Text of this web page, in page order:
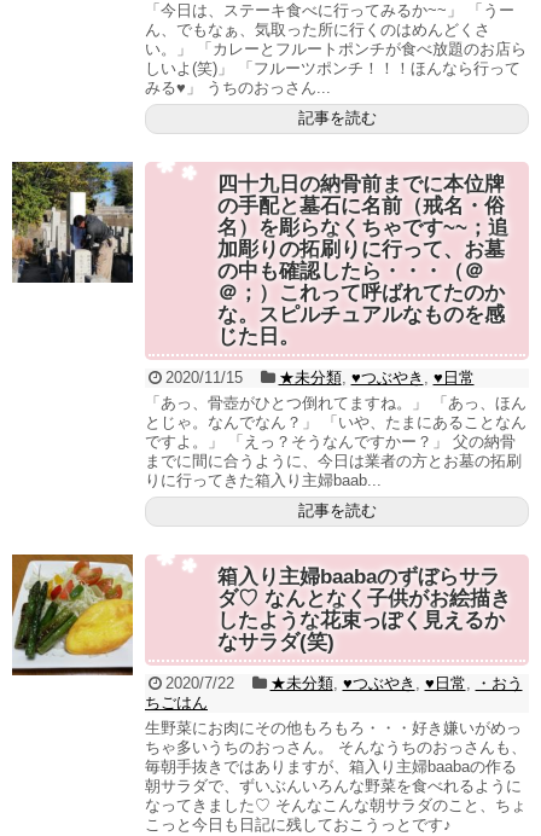
「今日は、ステーキ食べに行ってみるか~~」 「うー
ん、でもなぁ、気取った所に行くのはめんどくさ
い。」 「カレーとフルートポンチが食べ放題のお店ら
しいよ(笑)」 「フルーツポンチ！！！ほんなら行って
みる♥」 うちのおっさん...
記事を読む
四十九日の納骨前までに本位牌
の手配と墓石に名前（戒名・俗
名）を彫らなくちゃです~~；追
加彫りの拓刷りに行って、お墓
の中も確認したら・・・（＠
＠；）これって呼ばれてたのか
な。スピルチュアルなものを感
じた日。
2020/11/15 ★未分類, ♥つぶやき , ♥日常
「あっ、骨壺がひとつ倒れてますね。」 「あっ、ほん
とじゃ。なんでなん？」 「いや、たまにあることなん
ですよ。」 「えっ？そうなんですかー？」 父の納骨
までに間に合うように、今日は業者の方とお墓の拓刷
りに行ってきた箱入り主婦baab...
記事を読む
箱入り主婦baabaのずぼらサラ
ダ♡ なんとなく子供がお絵描き
したような花束っぽく見えるか
なサラダ(笑)
2020/7/22 ★未分類, ♥つぶやき , ♥日常,
・おう
ちごはん
生野菜にお肉にその他もろもろ・・・好き嫌いがめっ
ちゃ多いうちのおっさん。 そんなうちのおっさんも、
毎朝手抜きではありますが、箱入り主婦baabaの作る
朝サラダで、ずいぶんいろんな野菜を食べれるように
なってきました♡ そんなこんな朝サラダのこと、ちょ
こっと今日も日記に残しておこうっとです♪